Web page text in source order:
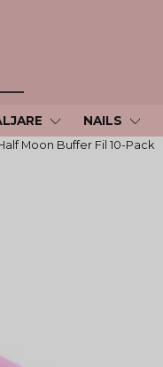
NAILS
Moon Buffer Fil 10-Pack